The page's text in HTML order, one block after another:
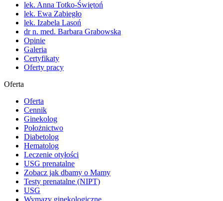
lek. Anna Totko-Świętoń
lek. Ewa Zabiegło
lek. Izabela Lasoń
dr n. med. Barbara Grabowska
Opinie
Galeria
Certyfikaty
Oferty pracy
Oferta
Oferta
Cennik
Ginekolog
Położnictwo
Diabetolog
Hematolog
Leczenie otyłości
USG prenatalne
Zobacz jak dbamy o Mamy
Testy prenatalne (NIPT)
USG
Wymazy ginekologiczne